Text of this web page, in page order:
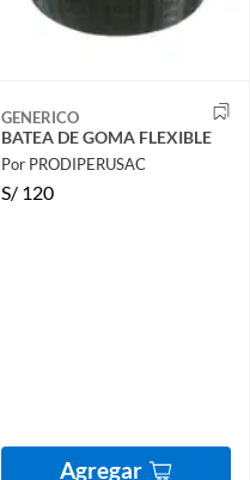
GENERICO
BATEA DE GOMA FLEXIBLE
Por PRODIPERUSAC
S/ 120
Agregar